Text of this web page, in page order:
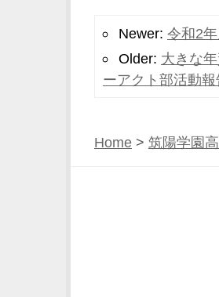
Newer: 令和2
Older: 大きな
ーアクト部活動報
Home > 筑陽学園